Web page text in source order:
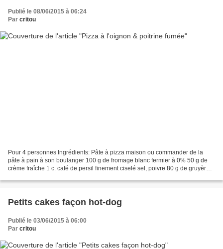
Publié le 08/06/2015 à 06:24
Par critou
Pour 4 personnes Ingrédients: Pâte à pizza maison ou commander de la
pâte à pain à son boulanger 100 g de fromage blanc fermier à 0% 50 g de
crème fraîche 1 c. café de persil finement ciselé sel, poivre 80 g de gruyère
Petits cakes façon hot-dog
Publié le 03/06/2015 à 06:00
Par critou